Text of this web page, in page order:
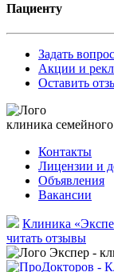
Пациенту
Задать вопрос
Акции и
Оставить
клиника семейного
Контакты
Лицензии и
Объявления
Вакансии
Клиника
читать отзывы